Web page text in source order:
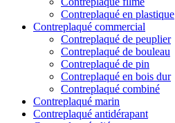
Contreplaqué en plastique
Contreplaqué commercial
Contreplaqué de peuplier
Contreplaqué de bouleau
Contreplaqué de pin
Contreplaqué en bois dur
Contreplaqué combiné
Contreplaqué marin
Contreplaqué antidérapant